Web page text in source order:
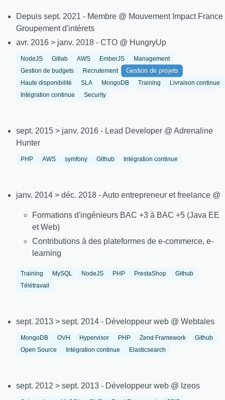
Depuis sept. 2021 - Membre @ Mouvement Impact France
Groupement d'intérets
avr. 2016 > janv. 2018 - CTO @ HungryUp
NodeJS Gitlab AWS EmberJS
Management
Gestion de budgets
Recrutement Gestion de projets
Haute disponibilité SLA MongoDB Training
Livraison continue
Intégration continue
Security
sept. 2015 > janv. 2016 - Lead Developer @ Adrenaline
Hunter
PHP AWS symfony Github Intégration continue
janv. 2014 > déc. 2018 - Auto entrepreneur et freelance @
Formations d'ingénieurs BAC +3 à BAC +5 (Java EE
et Web)
Contributions à des plateformes de e-commerce, e-
learning
Training MySQL NodeJS PHP PrestaShop
Github
Télétravail
sept. 2013 > sept. 2014 - Développeur web @ Webtales
MongoDB OVH Hypervisor PHP Zend Framework
Github
Open Source
Intégration continue Elasticsearch
sept. 2012 > sept. 2013 - Développeur web @ Izeos